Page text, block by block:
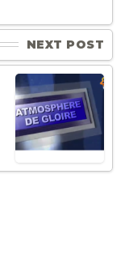
NEXT POST